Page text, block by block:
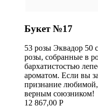
Букет №17
53 розы Эквадор 50
розы, собранные в
бархатистостью
ароматом. Если вы
признание любимой,
верным союзником!
12 867,00 Р